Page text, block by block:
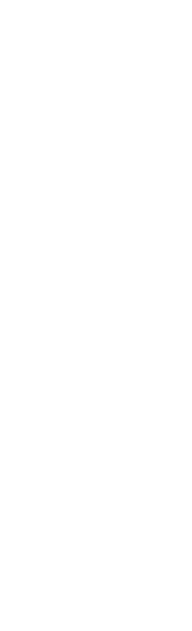
mientras lee
en este documento.
instalar o
(ya sea que los
de nuestros socios),
Si no acepta las
que establecen, no
Si realizó la
socios o
le apliquen condiciones
que proporciona el
está autorizado a
de leer nuestra
la renuncia a las